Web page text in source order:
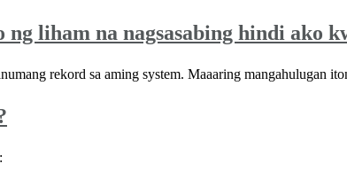
ng liham na nagsasabing hindi ako
rekord sa aming system. Maaaring mangahulugan